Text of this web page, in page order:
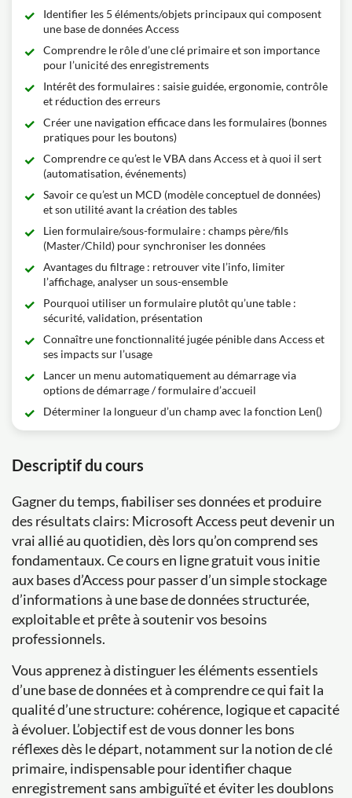
Identifier les 5 éléments/objets principaux qui composent
une base de données Access
Comprendre le rôle d’une clé primaire et son importance
pour l’unicité des enregistrements
Intérêt des formulaires : saisie guidée, ergonomie, contrôle
et réduction des erreurs
Créer une navigation efficace dans les formulaires (bonnes
pratiques pour les boutons)
Comprendre ce qu’est le VBA dans Access et à quoi il sert
(automatisation, événements)
Savoir ce qu’est un MCD (modèle conceptuel de données)
et son utilité avant la création des tables
Lien formulaire/sous-formulaire : champs père/fils
(Master/Child) pour synchroniser les données
Avantages du filtrage : retrouver vite l’info, limiter
l’affichage, analyser un sous-ensemble
Pourquoi utiliser un formulaire plutôt qu’une table :
sécurité, validation, présentation
Connaître une fonctionnalité jugée pénible dans Access et
ses impacts sur l’usage
Lancer un menu automatiquement au démarrage via
options de démarrage / formulaire d’accueil
Déterminer la longueur d’un champ avec la fonction Len()
Descriptif du cours
Gagner du temps, fiabiliser ses données et produire
des résultats clairs: Microsoft Access peut devenir un
vrai allié au quotidien, dès lors qu’on comprend ses
fondamentaux. Ce cours en ligne gratuit vous initie
aux bases d’Access pour passer d’un simple stockage
d’informations à une base de données structurée,
exploitable et prête à soutenir vos besoins
professionnels.
Vous apprenez à distinguer les éléments essentiels
d’une base de données et à comprendre ce qui fait la
qualité d’une structure: cohérence, logique et capacité
à évoluer. L’objectif est de vous donner les bons
réflexes dès le départ, notamment sur la notion de clé
primaire, indispensable pour identifier chaque
enregistrement sans ambiguïté et éviter les doublons